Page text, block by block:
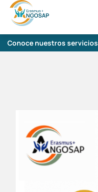
Conoce nuestros servicios